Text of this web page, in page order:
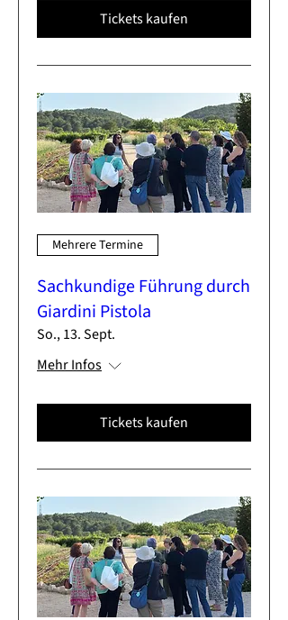
Tickets kaufen
Mehrere Termine
Sachkundige Führung durch
Giardini Pistola
So., 13. Sept.
Mehr Infos
Tickets kaufen